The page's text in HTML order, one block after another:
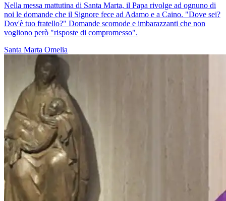
Nella messa mattutina di Santa Marta, il Papa rivolge ad ognuno di
noi le domande che il Signore fece ad Adamo e a Caino. "Dove sei?
Dov'è tuo fratello?" Domande scomode e imbarazzanti che non
vogliono però "risposte di compromesso".
Santa Marta Omelia